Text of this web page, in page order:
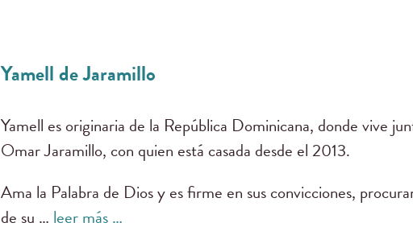
Yamell de Jaramillo
Yamell es originaria de la República Dominicana, donde vive
Omar Jaramillo, con quien está casada desde el 2013.
Ama la Palabra de Dios y es firme en sus convicciones,
de su … leer más …